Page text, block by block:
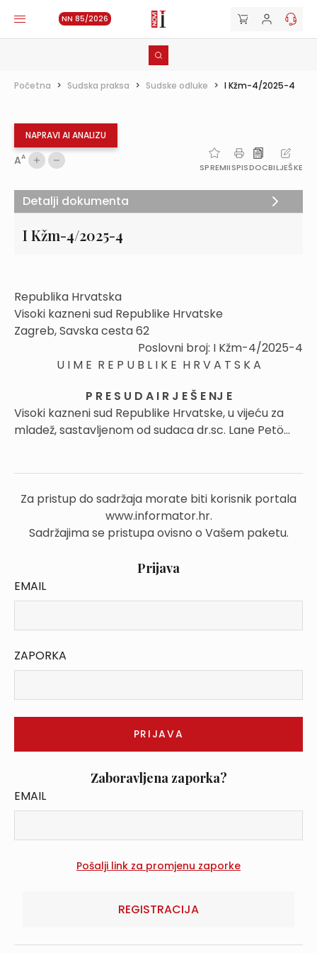
NN 85/2026
Početna > Sudska praksa > Sudske odluke > I Kžm-4/2025-4
NAPRAVI AI ANALIZU
AA
SPREMIISPISDOCBILJEŠKE
I Kžm-4/2025-4
Republika Hrvatska
Visoki kazneni sud Republike Hrvatske
Zagreb, Savska cesta 62
Poslovni broj: I Kžm-4/2025-4
U I M E R E P U B L I K E H R V A T S K A
P R E S U D A I R J E Š E NJ E
Visoki kazneni sud Republike Hrvatske, u vijeću za
mladež, sastavljenom od sudaca dr.sc. Lane Petö...
Za pristup do sadržaja morate biti korisnik portala
www.informator.hr.
Sadržajima se pristupa ovisno o Vašem paketu.
Prijava
EMAIL
ZAPORKA
Zaboravljena zaporka?
EMAIL
REGISTRACIJA
Detalji dokumenta